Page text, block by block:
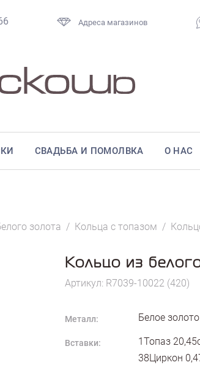
Адреса магазинов
СВАДЬБА И ПОМОЛВКА О НАС
золота / Кольца с топазом /
Кольцо из
Артикул: R7039-10022 (420)
Металл: Белое золото
Вставки:
1Топаз
38Циркон